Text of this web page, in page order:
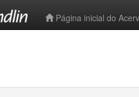
Página inicial do